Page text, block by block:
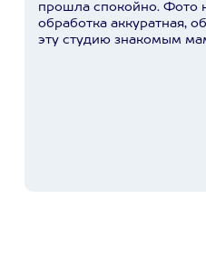
прошла спокойно. Фото
обработка аккуратная,
эту студию знакомым